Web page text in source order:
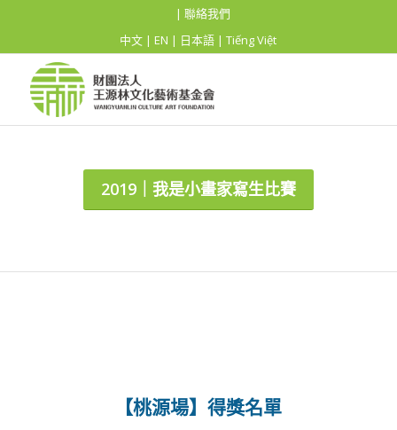
| 聯絡我們
中文 |EN | 日本語 |Tiếng Việt
2019｜我是小畫家寫生比賽
【桃源場】得獎名單